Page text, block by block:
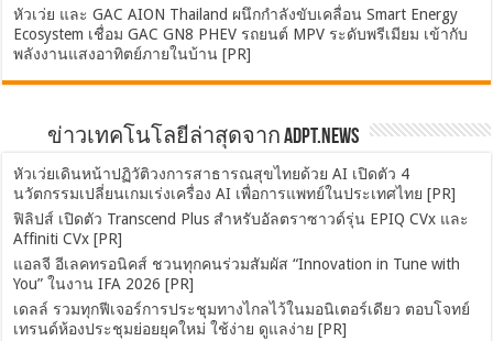
หัวเว่ย และ GAC AION Thailand ผนึกกำลังขับเคลื่อน Smart Energy
Ecosystem เชื่อม GAC GN8 PHEV รถยนต์ MPV ระดับพรีเมียม เข้ากับ
พลังงานแสงอาทิตย์ภายในบ้าน [PR]
ข่าวเทคโนโลยีล่าสุดจาก ADPT.news
หัวเว่ยเดินหน้าปฏิวัติวงการสาธารณสุขไทยด้วย AI เปิดตัว 4
นวัตกรรมเปลี่ยนเกมเร่งเครื่อง AI เพื่อการแพทย์ในประเทศไทย [PR]
ฟิลิปส์ เปิดตัว Transcend Plus สำหรับอัลตราซาวด์รุ่น EPIQ CVx และ
Affiniti CVx [PR]
แอลจี อีเลคทรอนิคส์ ชวนทุกคนร่วมสัมผัส “Innovation in Tune with
You” ในงาน IFA 2026 [PR]
เดลล์ รวมทุกฟีเจอร์การประชุมทางไกลไว้ในมอนิเตอร์เดียว ตอบโจทย์
เทรนด์ห้องประชุมย่อยยุคใหม่ ใช้ง่าย ดูแลง่าย [PR]